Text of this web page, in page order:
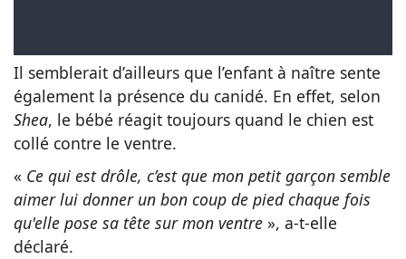
Il semblerait d’ailleurs que l’enfant à naître sente
également la présence du canidé. En effet, selon
Shea, le bébé réagit toujours quand le chien est
collé contre le ventre.
« Ce qui est drôle, c’est que mon petit garçon semble
aimer lui donner un bon coup de pied chaque fois
qu'elle pose sa tête sur mon ventre », a-t-elle
déclaré.